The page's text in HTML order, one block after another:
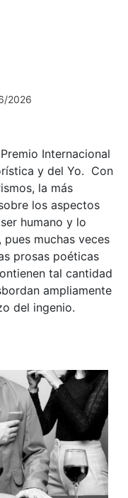
2026
Internacional
y del Yo. Con
la más
los aspectos
humano y lo
muchas veces
prosas poéticas
tal cantidad
ampliamente
del ingenio.